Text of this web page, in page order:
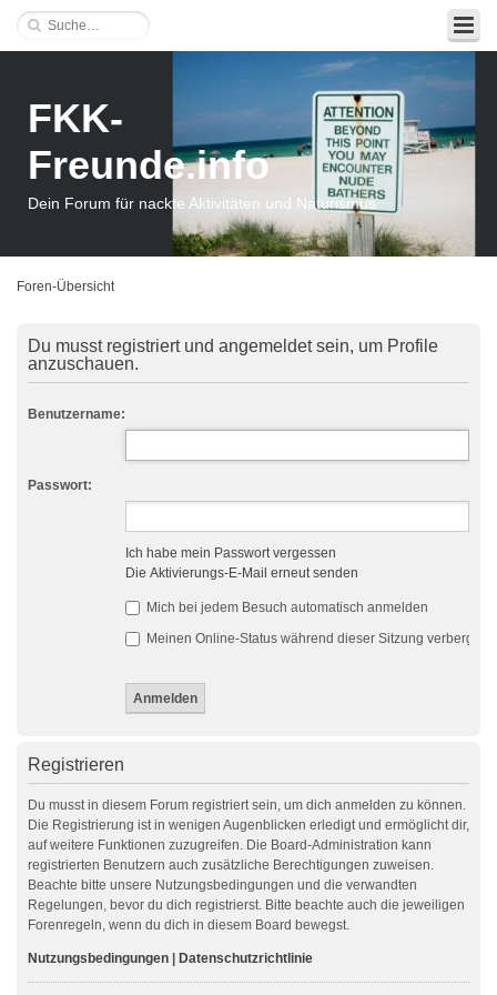
FKK-
Freunde.info
Dein Forum für nackte Aktivitäten und Naturismus
Foren-Übersicht
Du musst registriert und angemeldet sein, um Profile
anzuschauen.
Benutzername:
Passwort:
Ich habe mein Passwort vergessen
Die Aktivierungs-E-Mail erneut senden
Mich bei jedem Besuch automatisch anmelden
Meinen Online-Status während dieser Sitzung verbergen
Registrieren
Du musst in diesem Forum registriert sein, um dich anmelden zu können.
Die Registrierung ist in wenigen Augenblicken erledigt und ermöglicht dir,
auf weitere Funktionen zuzugreifen. Die Board-Administration kann
registrierten Benutzern auch zusätzliche Berechtigungen zuweisen.
Beachte bitte unsere Nutzungsbedingungen und die verwandten
Regelungen, bevor du dich registrierst. Bitte beachte auch die jeweiligen
Forenregeln, wenn du dich in diesem Board bewegst.
Nutzungsbedingungen Datenschutzrichtlinie